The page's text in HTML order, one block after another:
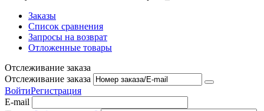
Заказы
Список сравнения
Запросы на возврат
Отложенные товары
Отслеживание заказа
Отслеживание заказа
ВойтиРегистрация
E-mail